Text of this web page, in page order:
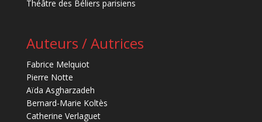
Théâtre des Béliers parisiens
Auteurs / Autrices
Fabrice Melquiot
Pierre Notte
Aïda Asgharzadeh
Bernard-Marie Koltès
Catherine Verlaguet